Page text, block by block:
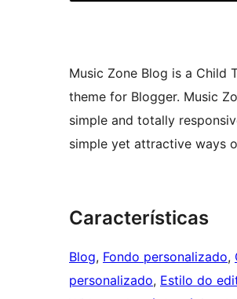
Music Zone Blog is a Child
theme for Blogger. Music
simple and totally
simple yet attractive ways
Características
Blog, Fondo personalizado,
personalizado, Estilo do